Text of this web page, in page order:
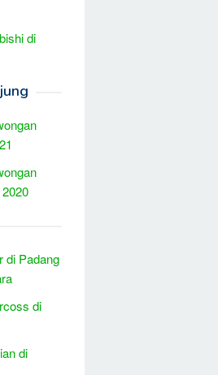
di
di Padang
di
di